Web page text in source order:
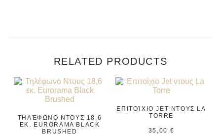
RELATED PRODUCTS
ΤΗΛΈΦΩΝΟ ΝΤΟΥΣ 18,6
ΕΚ. EURORAMA BLACK
BRUSHED
ΕΠΙΤΟΊΧΙΟ JET ΝΤΟΥΣ LA
TORRE
35,00 €